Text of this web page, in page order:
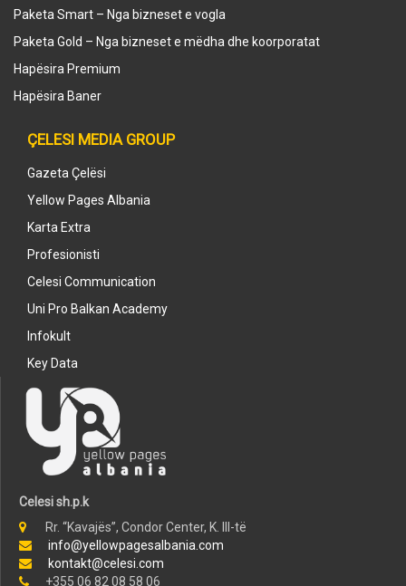
Paketa Smart – Nga bizneset e vogla
Paketa Gold – Nga bizneset e mëdha dhe koorporatat
Hapësira Premium
Hapësira Baner
ÇELESI MEDIA GROUP
Gazeta Çelësi
Yellow Pages Albania
Karta Extra
Profesionisti
Celesi Communication
Uni Pro Balkan Academy
Infokult
Key Data
Celesi sh.p.k
Rr. “Kavajës”, Condor Center, K. III-të
info@yellowpagesalbania.com
kontakt@celesi.com
+355 06 82 08 58 06